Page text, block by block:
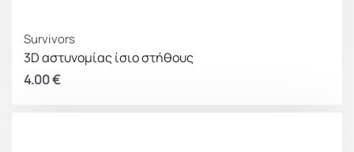
Survivors
3D αστυνομίας ίσιο στήθους
4.00€